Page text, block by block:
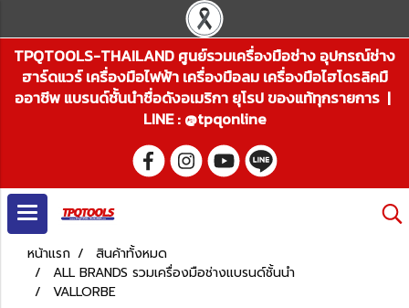
TPQTOOLS-THAILAND ศูนย์รวมเครื่องมือช่าง อุปกรณ์ช่าง
ฮาร์ดแวร์ เครื่องมือไฟฟ้า เครื่องมือลม เครื่องมือไฮโดรลิคมื
ออาชีพ แบรนด์ชั้นนำชื่อดังอเมริกา ยุโรป ของแท้ทุกรายการ |
LINE : @tpqonline
หน้าแรก
สินค้าทั้งหมด
ALL BRANDS รวมเครื่องมือช่างแบรนด์ชั้นนำ
VALLORBE